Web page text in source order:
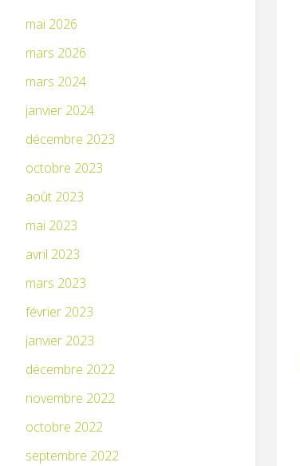
mai 2026
mars 2026
mars 2024
janvier 2024
décembre 2023
octobre 2023
août 2023
mai 2023
avril 2023
mars 2023
février 2023
janvier 2023
décembre 2022
novembre 2022
octobre 2022
septembre 2022